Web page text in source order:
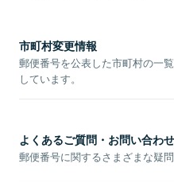
市町村変更情報
郵便番号を公表した市町村の一
しています。
よくあるご質問・お問い合わせ
郵便番号に関するさまざまな疑問